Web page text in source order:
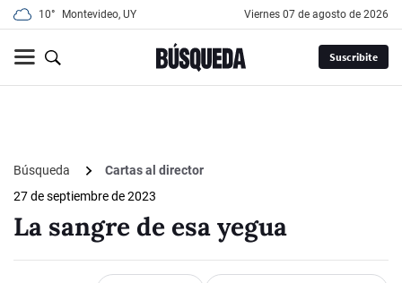
10° Montevideo, UY viernes 07 de agosto de 2026
Suscribite
Búsqueda
Cartas al director
27 de septiembre de 2023
La sangre de esa yegua